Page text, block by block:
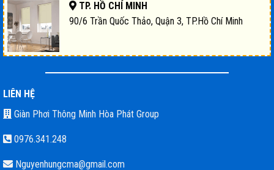
TP. HỒ CHÍ MINH
90/6 Trần Quốc Thảo, Quận 3, TP.Hồ Chí Minh
LIÊN HỆ
Giàn Phơi Thông Minh Hòa Phát Group
0976.341.248
Nguyenhungcma@gmail.com